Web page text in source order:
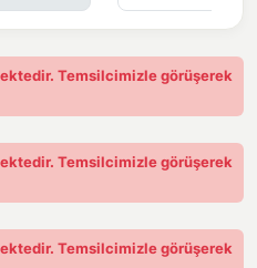
Depozito, kırık dökük, zarar
Temsilcimizle görüşerek
Temsilcimizle görüşerek
Temsilcimizle görüşerek